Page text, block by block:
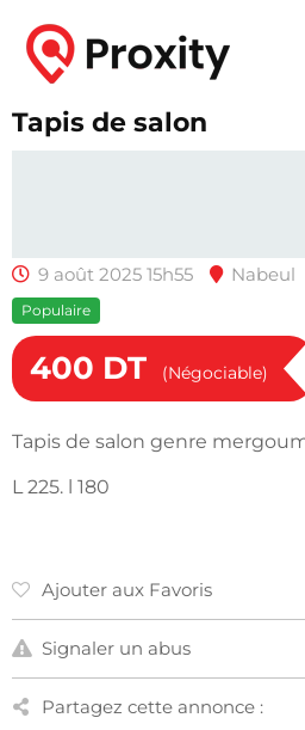
Tapis de salon
9 août 2025 15h55 Nabeul
Populaire
400 DT (Négociable)
Tapis de salon genre
L 225. l 180
Ajouter aux Favoris
Signaler un abus
Partagez cette annonce :